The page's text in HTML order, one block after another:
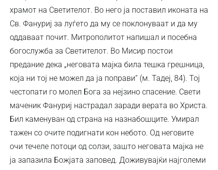
храмот на Светителот. Во него ја поставил иконата на
Св. Фануриј за луѓето да му се поклонуваат и да му
оддаваат почит. Митрополитот напишал и посебна
богослужба за Светителот. Во Мисир постои
предание дека „неговата мајка била тешка грешница,
која ни тој не можел да ја поправи“ (м. Тадеј, 84). Тој
честопати го молел Бога за нејзино спасение. Свети
маченик Фануриј настрадал заради верата во Христа.
Бил каменуван од страна на назнабошците. Умирал
тажен со очите подигнати кон небото. Од неговите
очи течеле потоци од солзи, зашто неговата мајка не
ја запазила Божјата заповед. Доживувајќи најголеми